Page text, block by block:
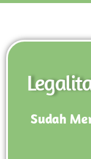
Sudah